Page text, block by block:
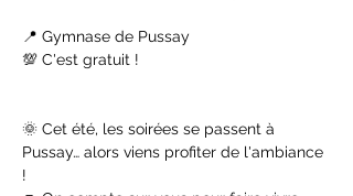
📍 Gymnase de Pussay
💯 C'est gratuit !
🌞 Cet été, les soirées se passent à
Pussay… alors viens profiter de l'ambiance
!